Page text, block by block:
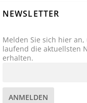
NEWSLETTER
Melden Sie sich hier an,
laufend die aktuellsten
erhalten.
ANMELDEN